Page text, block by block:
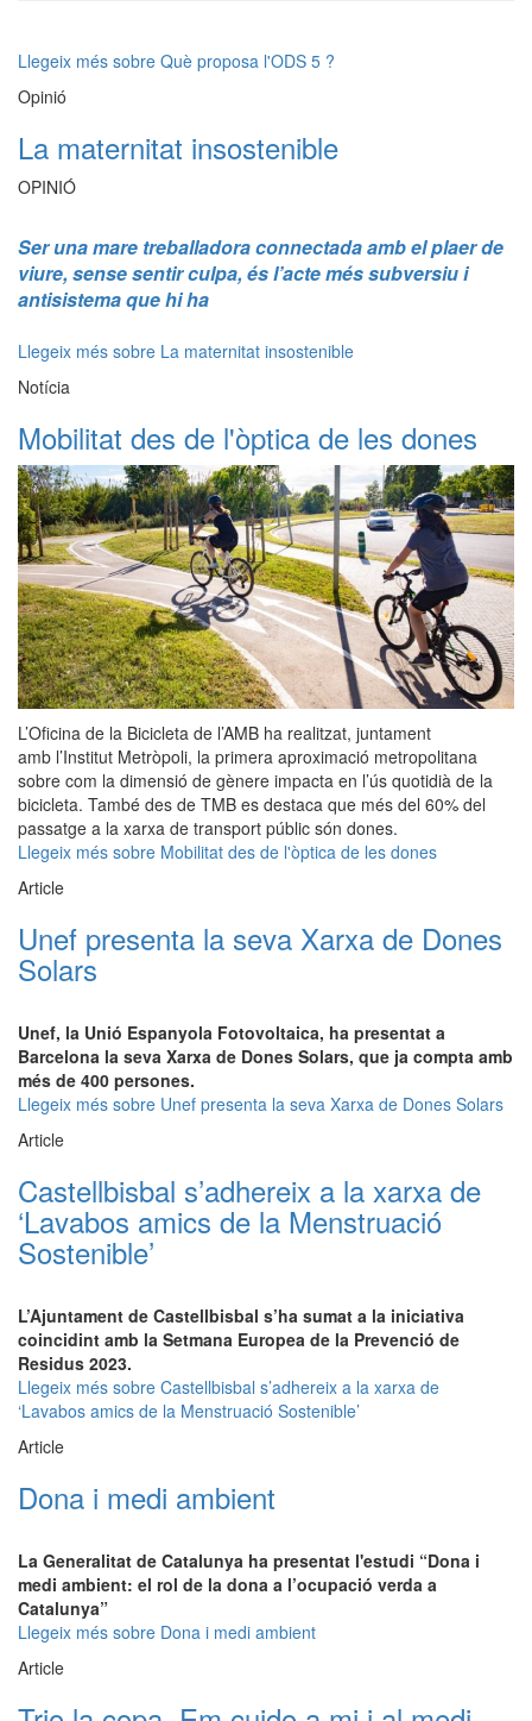
Llegeix més sobre Què proposa l'ODS 5 ?
Opinió
La maternitat insostenible
OPINIÓ
Ser una mare treballadora connectada amb el plaer de
viure, sense sentir culpa, és l’acte més subversiu i
antisistema que hi ha
Llegeix més sobre La maternitat insostenible
Notícia
Mobilitat des de l'òptica de les dones
L’Oficina de la Bicicleta de l’AMB ha realitzat, juntament
amb l’Institut Metròpoli, la primera aproximació metropolitana
sobre com la dimensió de gènere impacta en l’ús quotidià de la
bicicleta. També des de TMB es destaca que més del 60% del
passatge a la xarxa de transport públic són dones.
Llegeix més sobre Mobilitat des de l'òptica de les dones
Article
Unef presenta la seva Xarxa de Dones
Solars
Unef, la Unió Espanyola Fotovoltaica, ha presentat a
Barcelona la seva Xarxa de Dones Solars, que ja compta amb
més de 400 persones.
Llegeix més sobre Unef presenta la seva Xarxa de Dones Solars
Article
Castellbisbal s’adhereix a la xarxa de
‘Lavabos amics de la Menstruació
Sostenible’
L’Ajuntament de Castellbisbal s’ha sumat a la iniciativa
coincidint amb la Setmana Europea de la Prevenció de
Residus 2023.
Llegeix més sobre Castellbisbal s’adhereix a la xarxa de
‘Lavabos amics de la Menstruació Sostenible’
Article
Dona i medi ambient
La Generalitat de Catalunya ha presentat l'estudi “Dona i
medi ambient: el rol de la dona a l’ocupació verda a
Catalunya”
Llegeix més sobre Dona i medi ambient
Article